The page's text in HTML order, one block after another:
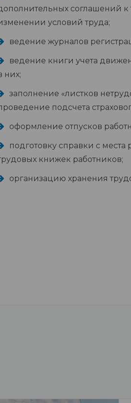
соглашений
условий труда;
ведение журналов
ведение книги учета
них;
заполнение «листков
подсчета
оформление отпусков
подготовку справки с
книжек работников;
организацию хранения